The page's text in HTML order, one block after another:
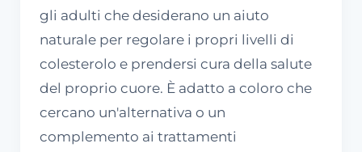
gli adulti che desiderano un aiuto
naturale per regolare i propri livelli di
colesterolo e prendersi cura della salute
del proprio cuore. È adatto a coloro che
cercano un'alternativa o un
complemento ai trattamenti